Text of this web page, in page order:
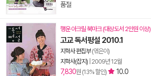
품절
행운 아크릴 북마크 (대상도서 2만원 이상)
고교 독서평설 2010.1
지학사 편집부(엮은이)
지학사(잡지) 2009년 12월
7,830원 (13% 할인)
10.0